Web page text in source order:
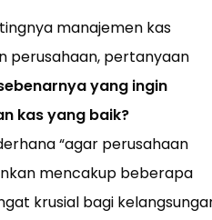
manajemen kas
perusahaan, pertanyaan
yang ingin
kas yang baik?
“agar perusahaan
mencakup beberapa
krusial bagi